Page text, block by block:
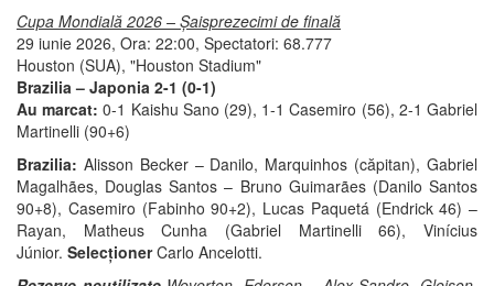
Cupa Mondială 2026 – Șaisprezecimi de finală
29 iunie 2026, Ora: 22:00, Spectatori: 68.777
Houston (SUA), "Houston Stadium"
Brazilia – Japonia 2-1 (0-1)
Au marcat:0-1 Kaishu Sano (29), 1-1 Casemiro (56), 2-1 Gabriel
Martinelli (90+6)
Brazilia: Alisson Becker – Danilo, Marquinhos (căpitan), Gabriel
Magalhães, Douglas Santos – Bruno Guimarães (Danilo Santos
90+8), Casemiro (Fabinho 90+2), Lucas Paquetá (Endrick 46) –
Rayan, Matheus Cunha (Gabriel Martinelli 66), Vinícius
Júnior. SelecționerCarlo Ancelotti.